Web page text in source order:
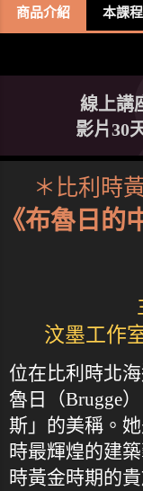
商品介紹 本課
線上講
影片30
＊比利時
《布魯日的
汶墨工作
位在比利時北
魯日（Brugge
斯」的美稱。
時最輝煌的建
時黃金時期的